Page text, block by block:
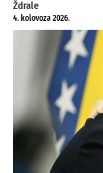
Ždrale
4. kolovoza 2026.